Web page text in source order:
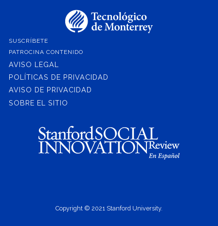
SUSCRÍBETE
PATROCINA CONTENIDO
AVISO LEGAL
POLÍTICAS DE PRIVACIDAD
AVISO DE PRIVACIDAD
SOBRE EL SITIO
Copyright © 2021 Stanford University.